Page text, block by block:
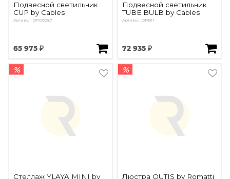
Подвесной светильник
CUP by Cables
Артикул: OPD0087
65 975 ₽
Подвесной светильник
TUBE BULB by Cables
Артикул: OPD11
72 935 ₽
%
Стеллаж YLAYA MINI by
%
Люстра OUTIS by Romatti